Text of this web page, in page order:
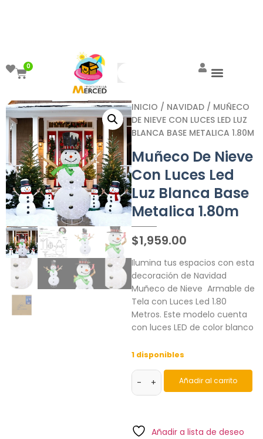
0
INICIO / NAVIDAD / MUÑECO
DE NIEVE CON LUCES LED LUZ
BLANCA BASE METALICA 1.80M
Muñeco De Nieve
Con Luces Led
Luz Blanca Base
Metalica 1.80m
$1,959.00
Ilumina tus espacios con esta
decoración de Navidad
Muñeco de Nieve Armable de
Tela con Luces Led 1.80
Metros. Este modelo cuenta
con luces LED de color blanco
1 disponibles
- + Añadir al carrito
Añadir a lista de deseo